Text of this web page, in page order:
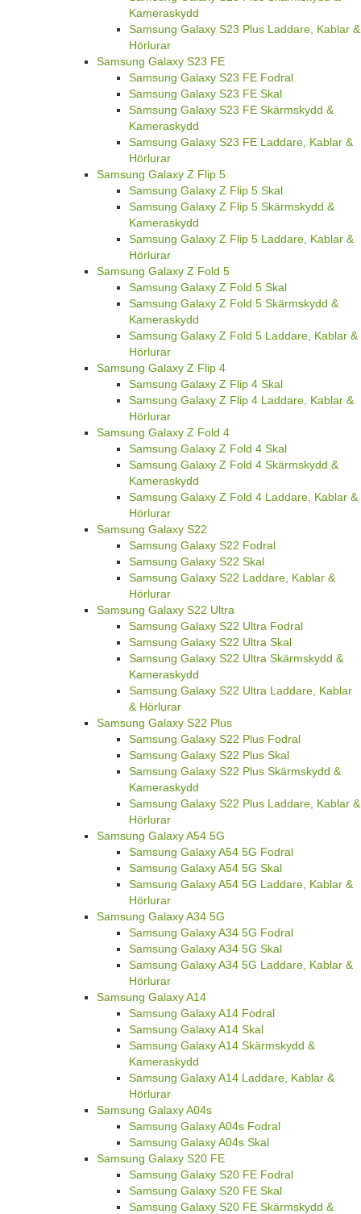
Kameraskydd
Samsung Galaxy S23 Plus Laddare, Kablar &
Hörlurar
Samsung Galaxy S23 FE
Samsung Galaxy S23 FE Fodral
Samsung Galaxy S23 FE Skal
Samsung Galaxy S23 FE Skärmskydd &
Kameraskydd
Samsung Galaxy S23 FE Laddare, Kablar &
Hörlurar
Samsung Galaxy Z Flip 5
Samsung Galaxy Z Flip 5 Skal
Samsung Galaxy Z Flip 5 Skärmskydd &
Kameraskydd
Samsung Galaxy Z Flip 5 Laddare, Kablar &
Hörlurar
Samsung Galaxy Z Fold 5
Samsung Galaxy Z Fold 5 Skal
Samsung Galaxy Z Fold 5 Skärmskydd &
Kameraskydd
Samsung Galaxy Z Fold 5 Laddare, Kablar &
Hörlurar
Samsung Galaxy Z Flip 4
Samsung Galaxy Z Flip 4 Skal
Samsung Galaxy Z Flip 4 Laddare, Kablar &
Hörlurar
Samsung Galaxy Z Fold 4
Samsung Galaxy Z Fold 4 Skal
Samsung Galaxy Z Fold 4 Skärmskydd &
Kameraskydd
Samsung Galaxy Z Fold 4 Laddare, Kablar &
Hörlurar
Samsung Galaxy S22
Samsung Galaxy S22 Fodral
Samsung Galaxy S22 Skal
Samsung Galaxy S22 Laddare, Kablar &
Hörlurar
Samsung Galaxy S22 Ultra
Samsung Galaxy S22 Ultra Fodral
Samsung Galaxy S22 Ultra Skal
Samsung Galaxy S22 Ultra Skärmskydd &
Kameraskydd
Samsung Galaxy S22 Ultra Laddare, Kablar
& Hörlurar
Samsung Galaxy S22 Plus
Samsung Galaxy S22 Plus Fodral
Samsung Galaxy S22 Plus Skal
Samsung Galaxy S22 Plus Skärmskydd &
Kameraskydd
Samsung Galaxy S22 Plus Laddare, Kablar &
Hörlurar
Samsung Galaxy A54 5G
Samsung Galaxy A54 5G Fodral
Samsung Galaxy A54 5G Skal
Samsung Galaxy A54 5G Laddare, Kablar &
Hörlurar
Samsung Galaxy A34 5G
Samsung Galaxy A34 5G Fodral
Samsung Galaxy A34 5G Skal
Samsung Galaxy A34 5G Laddare, Kablar &
Hörlurar
Samsung Galaxy A14
Samsung Galaxy A14 Fodral
Samsung Galaxy A14 Skal
Samsung Galaxy A14 Skärmskydd &
Kameraskydd
Samsung Galaxy A14 Laddare, Kablar &
Hörlurar
Samsung Galaxy A04s
Samsung Galaxy A04s Fodral
Samsung Galaxy A04s Skal
Samsung Galaxy S20 FE
Samsung Galaxy S20 FE Fodral
Samsung Galaxy S20 FE Skal
Samsung Galaxy S20 FE Skärmskydd &